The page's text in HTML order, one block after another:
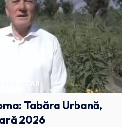
BUZAU
Tabăra Urbană,
2026